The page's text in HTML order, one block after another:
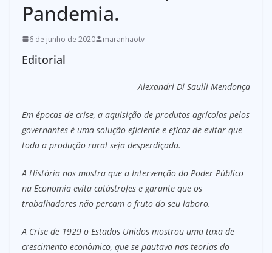
Pandemia.
6 de junho de 2020 maranhaotv
Editorial
Alexandri Di Saulli Mendonça
Em épocas de crise, a aquisição de produtos agrícolas pelos
governantes é uma solução eficiente e eficaz de evitar que
toda a produção rural seja desperdiçada.
A História nos mostra que a Intervenção do Poder Público
na Economia evita catástrofes e garante que os
trabalhadores não percam o fruto do seu laboro.
A Crise de 1929 o Estados Unidos mostrou uma taxa de
crescimento econômico, que se pautava nas teorias do